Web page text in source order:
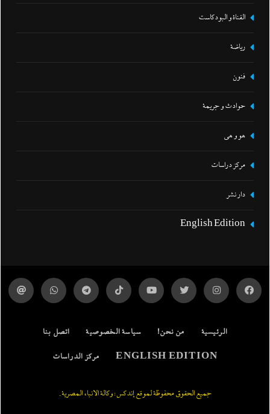
القناة و البودكاست
رياضة
فنون
حوادث و جريمة
هو و هي
مركز دراسات
دار نشر
English Edition
الرئيسية من نحن! سياسة الخصوصية اتصل بنا
ENGLISH EDITION مركز الدراسات
جميع الحقوق محفوظة لموقع إندكس: وكالة الانباء المصرية.